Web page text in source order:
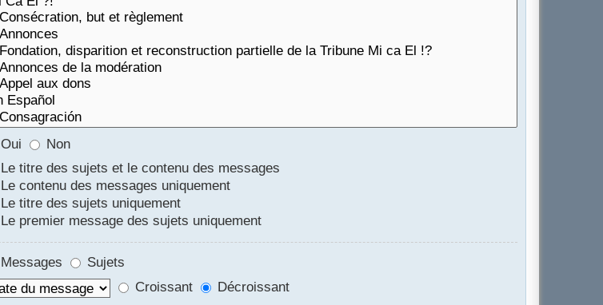
Oui
Non
Le titre des sujets et le contenu des messages
Le contenu des messages uniquement
Le titre des sujets uniquement
Le premier message des sujets uniquement
Messages
Sujets
Croissant Décroissant